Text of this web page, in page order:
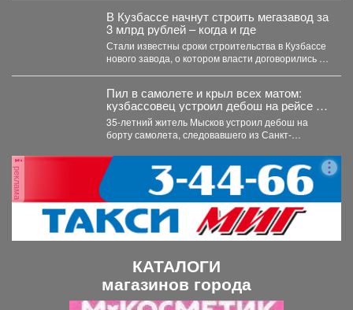
В Кузбассе начнут строить мегазавод за
3 млрд рублей – когда и где
Стали известны сроки строительства в Кузбассе
нового завода, о котором власти договорились в
Пил в самолете и крыл всех матом:
кузбассовец устроил дебош на рейсе из
Петербурга
35-летний житель Мысков устроил дебош на
борту самолета, следовавшего из Санкт-
реклама
КАТАЛОГИ
магазинов города